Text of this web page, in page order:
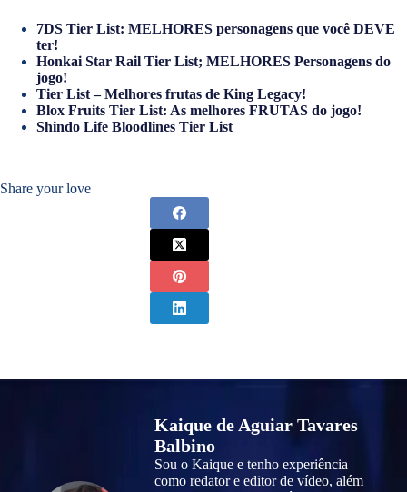
7DS Tier List: MELHORES personagens que você DEVE
ter!
Honkai Star Rail Tier List; MELHORES Personagens do
jogo!
Tier List – Melhores frutas de King Legacy!
Blox Fruits Tier List: As melhores FRUTAS do jogo!
Shindo Life Bloodlines Tier List
Share your love
Kaique de Aguiar Tavares
Balbino
Sou o Kaique e tenho experiência
como redator e editor de vídeo, além